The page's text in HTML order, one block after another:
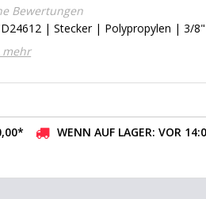
Bewertungen
| Stecker | Polypropylen | 3/
mehr
WENN AUF LAGER: VOR